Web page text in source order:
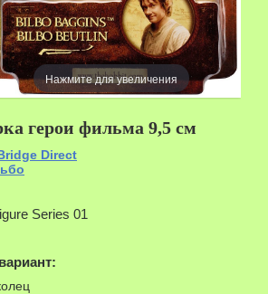
Нажмите для увеличения
герои фильма 9,5 см
Direct
Series 01